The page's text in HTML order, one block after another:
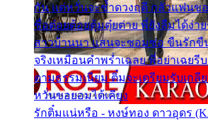
กัน แต่หวั่นจะช้ำดวงฤดี กลัวแฟนข
ชื่อต๋อยต้อยตุ้มตุ๋ยต่าย พี่ยังลืมได้ง่าย
สาวบ้านนา แสนจะซอมซ่อ ขืนรักขื
จริงเหมือนคำพร่ำเฉลย พี่อย่าเฉย
ตามธรรมเนียม ติ๋มจะเตรียมรับเกลี
หวั่นขอยอมได้เคียง
รักติ๋มแน่หรือ - หงษ์ทอง ดาวอุดร